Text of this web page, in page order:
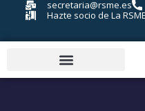
secretaria@rsme.es
Hazte socio de La RSME